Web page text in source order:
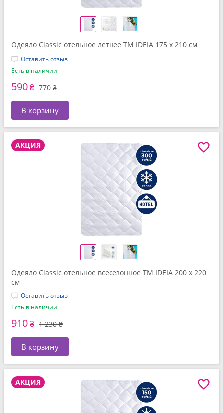
Одеяло Classic отельное летнее ТМ IDEIA 175 x 210 см
Оставить отзыв
Есть в наличии
590₴ 770 ₴
В корзину
АКЦИЯ
Одеяло Classic отельное всесезонное ТМ IDEIA 200 x 220
см
Оставить отзыв
Есть в наличии
910₴ 1 230 ₴
В корзину
АКЦИЯ